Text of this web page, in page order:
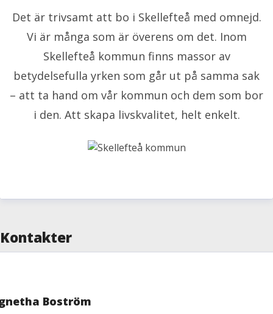
Det är trivsamt att bo i Skellefteå med omnejd.
Vi är många som är överens om det. Inom
Skellefteå kommun finns massor av
betydelsefulla yrken som går ut på samma sak
– att ta hand om vår kommun och dem som bor
i den. Att skapa livskvalitet, helt enkelt.
Kontakter
Boström